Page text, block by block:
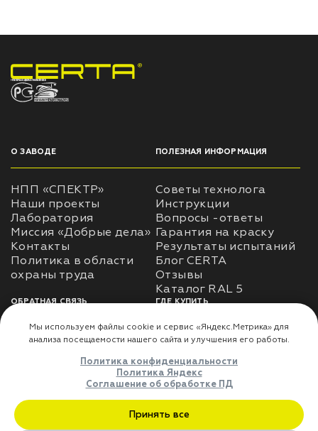
НПП «СПЕКТР» ЗАВОД ЛАКОКРАСОЧНЫХ МАТЕРИАЛОВ
О ЗАВОДЕ
НПП «СПЕКТР»
Наши проекты
Лаборатория
Миссия «Добрые дела»
Контакты
Политика в области
ПОЛЕЗНАЯ ИНФОРМАЦИЯ
Советы технолога
Инструкции
Вопросы -ответы
Гарантия на краску
Результаты испытаний
Блог CERTA
Отзывы
Каталог RAL 5
ОБРАТНАЯ СВЯЗЬ
Использование
использования личных
Оферта
ГДЕ КУПИТЬ
Доставка
Где купить
ДЛЯ ПАРТНЁРОВ